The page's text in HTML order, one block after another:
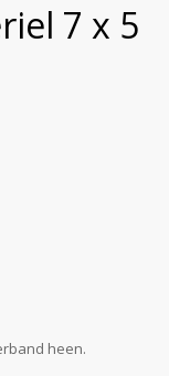
7 x 5
heen.